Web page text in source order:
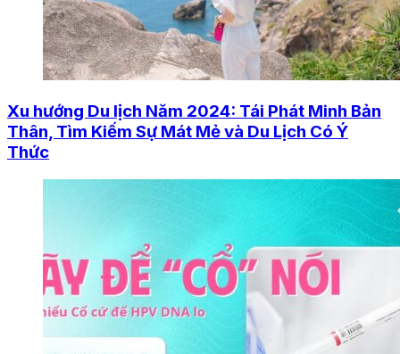
Xu hướng Du lịch Năm 2024: Tái Phát Minh Bản
Thân, Tìm Kiếm Sự Mát Mẻ và Du Lịch Có Ý
Thức